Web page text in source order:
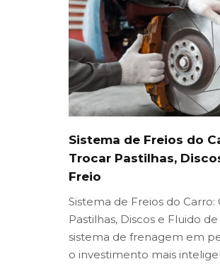
Sistema de Freios do
Trocar Pastilhas,
Freio
Sistema de Freios do
Pastilhas, Discos e Fluido
sistema de frenagem em
o investimento mais